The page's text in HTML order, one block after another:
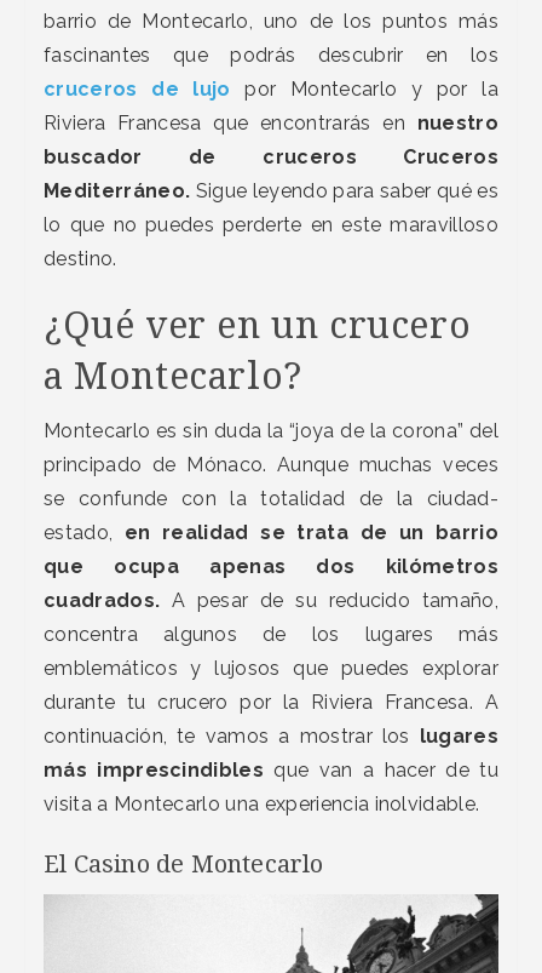
barrio de Montecarlo, uno de los puntos más
fascinantes que podrás descubrir en los
cruceros de lujo por Montecarlo y por la
Riviera Francesa que encontrarás en nuestro
buscador de cruceros Cruceros
Mediterráneo. Sigue leyendo para saber qué es
lo que no puedes perderte en este maravilloso
destino.
¿Qué ver en un crucero
a Montecarlo?
Montecarlo es sin duda la “joya de la corona” del
principado de Mónaco. Aunque muchas veces
se confunde con la totalidad de la ciudad-
estado, en realidad se trata de un barrio
que ocupa apenas dos kilómetros
cuadrados. A pesar de su reducido tamaño,
concentra algunos de los lugares más
emblemáticos y lujosos que puedes explorar
durante tu crucero por la Riviera Francesa. A
continuación, te vamos a mostrar los lugares
más imprescindiblesque van a hacer de tu
visita a Montecarlo una experiencia inolvidable.
El Casino de Montecarlo